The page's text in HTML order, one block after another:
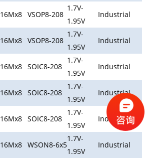
16Mx8 VSOP8-208
1.7V-
1.95V
Industrial
16Mx8 VSOP8-208
1.7V-
1.95V
Industrial
16Mx8 SOIC8-208
1.7V-
1.95V
Industrial
16Mx8 SOIC8-208
1.7V-
1.95V
Industrial
16Mx8 SOIC8-208
1.7V-
1.95V
Industrial
16Mx8 WSON8-6x5
1.7V-
1.95V
Industrial